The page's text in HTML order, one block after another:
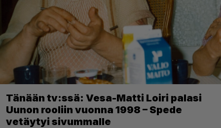
Tänään tv:ssä: Vesa-Matti Loiri palasi
Uunon rooliin vuonna 1998 – Spede
vetäytyi sivummalle